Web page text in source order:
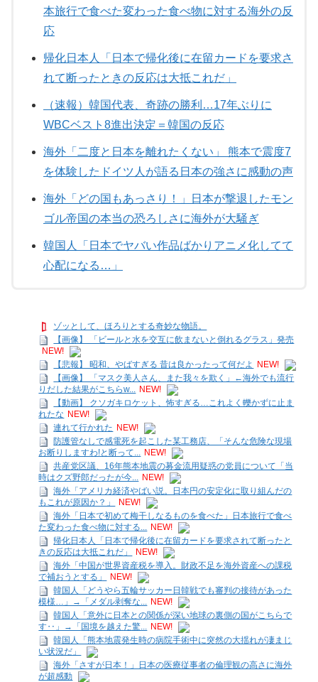
本旅行で食べた変わった食べ物に対する海外の反
応
帰化日本人「日本で帰化後に在留カードを要求さ
れて断ったときの反応は大抵これだ」
（速報）韓国代表、奇跡の勝利…17年ぶりに
WBCベスト8進出決定＝韓国の反応
海外「二度と日本を離れたくない」 熊本で震度7
を体験したドイツ人が語る日本の強さに感動の声
海外「どの国もあっさり！」日本が撃退したモン
ゴル帝国の本当の恐ろしさに海外が大騒ぎ
韓国人「日本でヤバい作品ばかりアニメ化してて
心配になる…」
ゾッとして、ほろりとする奇妙な物語。
【画像】 「ビールと水を交互に飲まないと倒れるグラス」発売
NEW!
【悲報】 昭和、やばすぎる 昔は良かったって何だよ NEW!
【画像】 「マスク美人さん、また我々を欺く」←海外でも流行
りだした結果がこちらw... NEW!
【動画】 クソガキロケット、怖すぎる…これよく轢かずに止ま
れたな NEW!
連れて行かれた NEW!
防護管なしで感電死を起こした某工務店、「そんな危険な現場
お断りしますわ!と断って... NEW!
共産党区議、16年熊本地震の募金流用疑惑の党員について「当
時はクズ野郎だったが今... NEW!
海外「アメリカ経済やばい説。日本円の安定化に取り組んだの
もこれが原因か？」
NEW!
海外「日本で初めて梅干しなるものを食べた」日本旅行で食べ
た変わった食べ物に対する... NEW!
帰化日本人「日本で帰化後に在留カードを要求されて断ったと
きの反応は大抵これだ」
NEW!
海外「中国が世界資産税を導入。財政不足を海外資産への課税
で補おうとする」
NEW!
韓国人「どうやら五輪サッカー日韓戦でも審判の接待があった
模様…」→「メダル剥奪な... NEW!
韓国人「意外に日本との関係が深い地球の裏側の国がこちらで
す‥」→「国境を越えた驚... NEW!
韓国人「熊本地震発生時の病院手術中に突然の大揺れが凄まじ
い状況だ」
海外「さすが日本！」日本の医療従事者の倫理観の高さに海外
が超感動